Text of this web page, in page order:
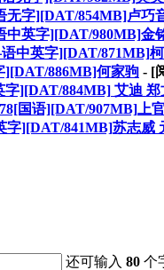
无字][DAT/854MB]卢巧
中英字][DAT/980MB]金
中英字][DAT/871MB]
][DAT/886MB]何家驹 - [
字][DAT/884MB] 艾迪 郑
国语][DAT/907MB]上
字][DAT/841MB]苏志威
还可输入80 个